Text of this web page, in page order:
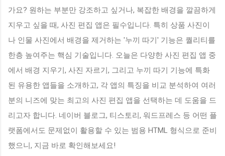
가요? 원하는 부분만 강조하고 싶거나, 복잡한 배경을 깔끔하게
지우고 싶을 때, 사진 편집 앱은 필수입니다. 특히 상품 사진이
나 인물 사진에서 배경을 제거하는 '누끼 따기' 기능은 퀄리티를
한층 높여주는 핵심 기술입니다. 오늘은 다양한 사진 편집 앱 중
에서 배경 지우기, 사진 자르기, 그리고 누끼 따기 기능에 특화
된 유용한 앱들을 소개하고, 각 앱의 특징을 비교 분석하여 여러
분의 니즈에 맞는 최고의 사진 편집 앱을 선택하는 데 도움을 드
리고자 합니다. 네이버 블로그, 티스토리, 워드프레스 등 어떤 플
랫폼에서도 문제없이 활용할 수 있는 범용 HTML 형식으로 준비
했으니, 지금 바로 확인해보세요!